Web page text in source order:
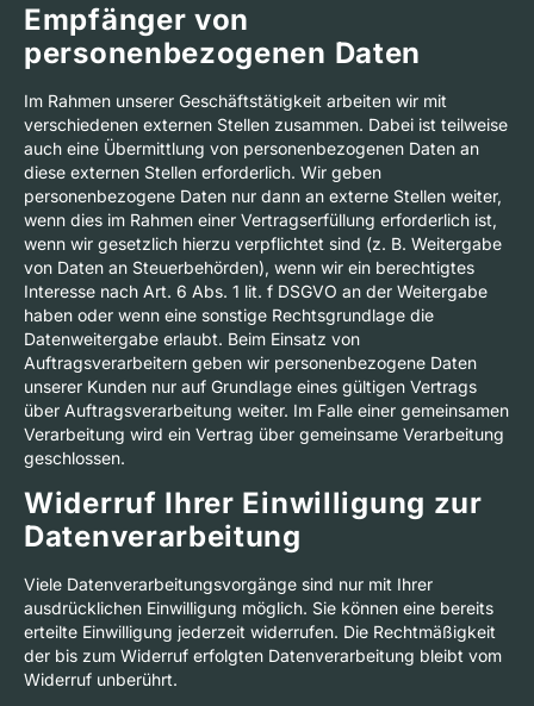
Empfänger von
personenbezogenen Daten
Im Rahmen unserer Geschäftstätigkeit arbeiten wir mit
verschiedenen externen Stellen zusammen. Dabei ist teilweise
auch eine Übermittlung von personenbezogenen Daten an
diese externen Stellen erforderlich. Wir geben
personenbezogene Daten nur dann an externe Stellen weiter,
wenn dies im Rahmen einer Vertragserfüllung erforderlich ist,
wenn wir gesetzlich hierzu verpflichtet sind (z. B. Weitergabe
von Daten an Steuerbehörden), wenn wir ein berechtigtes
Interesse nach Art. 6 Abs. 1 lit. f DSGVO an der Weitergabe
haben oder wenn eine sonstige Rechtsgrundlage die
Datenweitergabe erlaubt. Beim Einsatz von
Auftragsverarbeitern geben wir personenbezogene Daten
unserer Kunden nur auf Grundlage eines gültigen Vertrags
über Auftragsverarbeitung weiter. Im Falle einer gemeinsamen
Verarbeitung wird ein Vertrag über gemeinsame Verarbeitung
geschlossen.
Widerruf Ihrer Einwilligung zur
Datenverarbeitung
Viele Datenverarbeitungsvorgänge sind nur mit Ihrer
ausdrücklichen Einwilligung möglich. Sie können eine bereits
erteilte Einwilligung jederzeit widerrufen. Die Rechtmäßigkeit
der bis zum Widerruf erfolgten Datenverarbeitung bleibt vom
Widerruf unberührt.